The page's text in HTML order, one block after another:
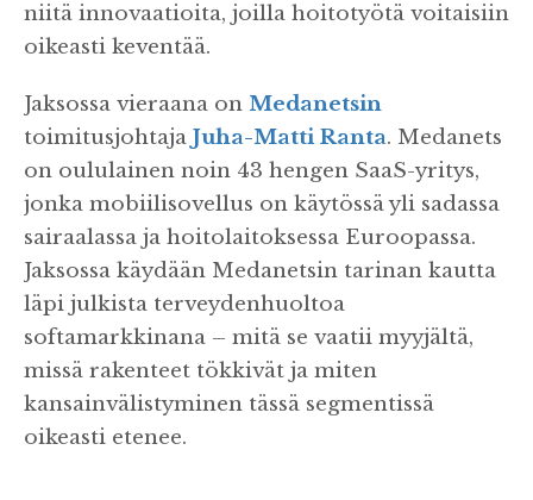
niitä innovaatioita, joilla hoitotyötä voitaisiin
oikeasti keventää.
Jaksossa vieraana on Medanetsin
toimitusjohtaja Juha-Matti Ranta. Medanets
on oululainen noin 43 hengen SaaS-yritys,
jonka mobiilisovellus on käytössä yli sadassa
sairaalassa ja hoitolaitoksessa Euroopassa.
Jaksossa käydään Medanetsin tarinan kautta
läpi julkista terveydenhuoltoa
softamarkkinana – mitä se vaatii myyjältä,
missä rakenteet tökkivät ja miten
kansainvälistyminen tässä segmentissä
oikeasti etenee.